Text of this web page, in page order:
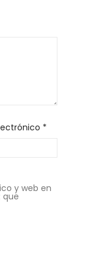
*
y web en
que